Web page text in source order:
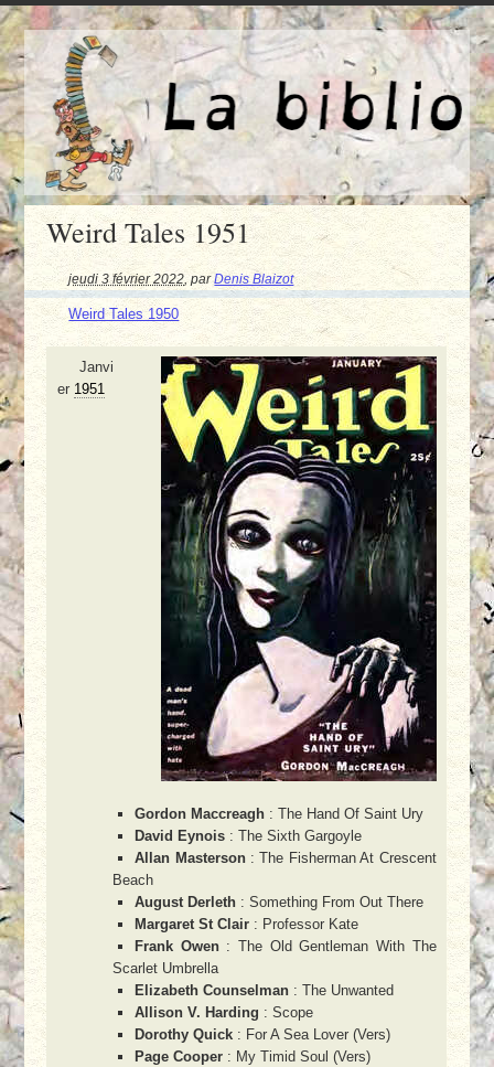
Weird Tales 1951
jeudi 3 février 2022,parDenis Blaizot
Weird Tales 1950
Janvi
er 1951
Gordon Maccreagh : The Hand Of Saint Ury
David Eynois : The Sixth Gargoyle
Allan Masterson: The Fisherman At Crescent
Beach
August Derleth : Something From Out There
Margaret St Clair : Professor Kate
Frank Owen: The Old Gentleman With The
Scarlet Umbrella
Elizabeth Counselman : The Unwanted
Allison V. Harding : Scope
Dorothy Quick : For A Sea Lover (Vers)
Page Cooper : My Timid Soul (Vers)